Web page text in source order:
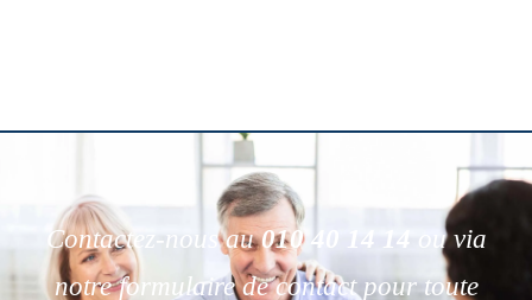
Contactez-nous au010 40 14 14
ou via
notre formulaire de contact pour toute